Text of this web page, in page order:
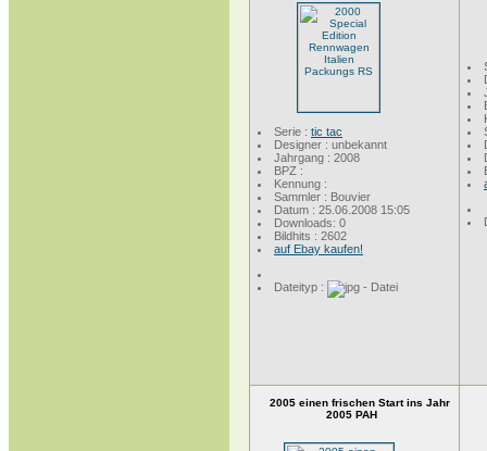
Serie : tic tac
Designer : unbekannt
Jahrgang : 2008
BPZ :
Kennung :
Sammler : Bouvier
Datum : 25.06.2008 15:05
Downloads: 0
Bildhits : 2602
auf Ebay kaufen!
Dateityp :
2005 einen frischen Start ins Jahr
2005 PAH